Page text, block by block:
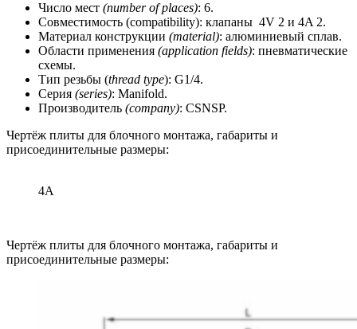
Число мест (number of places): 6.
Совместимость (compatibility): клапаны 4V 2 и 4A 2.
Материал конструкции (material): алюминиевый сплав.
Области применения (application fields): пневматические
схемы.
Тип резьбы (thread type): G1/4.
Серия (series): Manifold.
Производитель (company): CSNSP.
Чертёж плиты для блочного монтажа, габариты и
присоединительные размеры:
4A
Чертёж плиты для блочного монтажа, габариты и
присоединительные размеры: